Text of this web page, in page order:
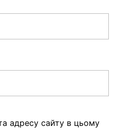
адресу сайту в цьому